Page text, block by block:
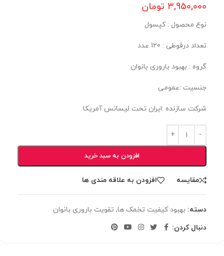
3,950,000 تومان
نوع محصول : کپسول
تعداد درقوطی : 120 عدد
گروه : بهبود باروری بانوان
جنسیت :عمومی
شرکت سازنده :ایران تحت لیسانس آمریکا
افزودن به سبد خرید
مقایسه افزودن به علاقه مندی ها
دسته: بهبود کیفیت تخمک ها, تقویت باروری بانوان
دنبال کردن: